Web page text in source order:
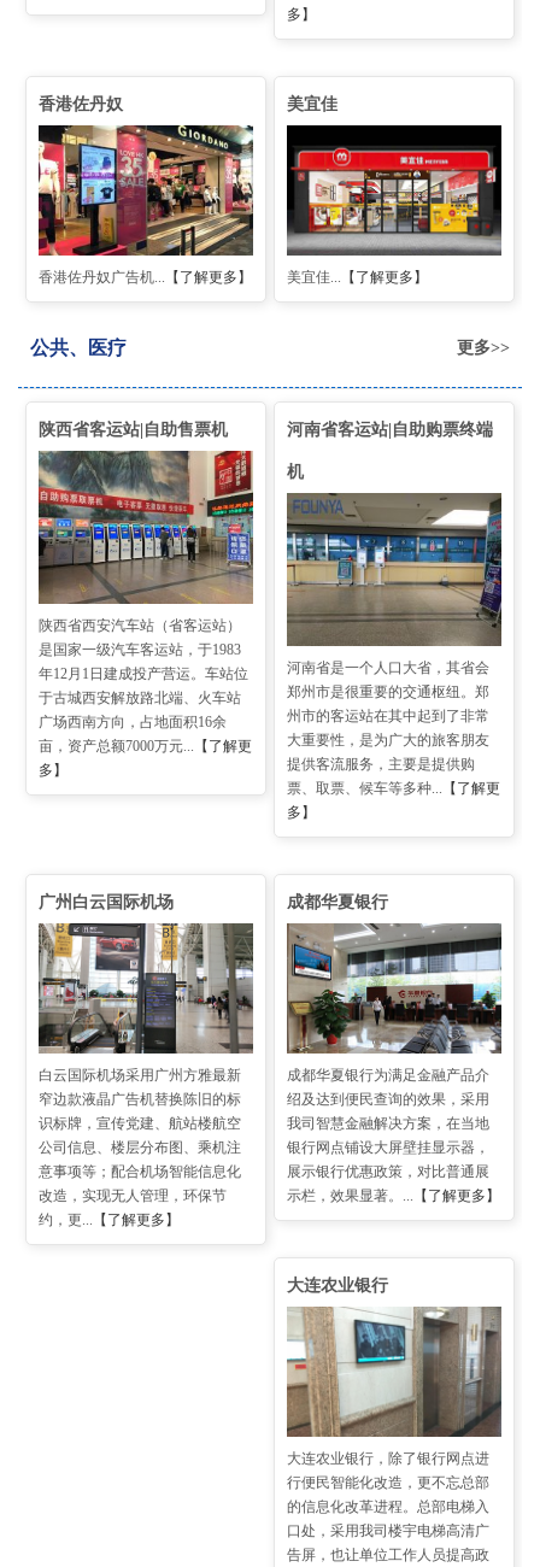
多】
香港佐丹奴
香港佐丹奴广告机... 【了解更多】
美宜佳
美宜佳... 【了解更多】
公共、医疗 更多>>
陕西省客运站|自助售票机
陕西省西安汽车站（省客运站）
是国家一级汽车客运站，于1983
年12月1日建成投产营运。车站位
于古城西安解放路北端、火车站
广场西南方向，占地面积16余
亩，资产总额7000万元... 【了解更
多】
河南省客运站|自助购票终端
机
河南省是一个人口大省，其省会
郑州市是很重要的交通枢纽。郑
州市的客运站在其中起到了非常
大重要性，是为广大的旅客朋友
提供客流服务，主要是提供购
票、取票、候车等多种... 【了解更
多】
广州白云国际机场
白云国际机场采用广州方雅最新
窄边款液晶广告机替换陈旧的标
识标牌，宣传党建、航站楼航空
公司信息、楼层分布图、乘机注
意事项等；配合机场智能信息化
改造，实现无人管理，环保节
约，更... 【了解更多】
成都华夏银行
成都华夏银行为满足金融产品介
绍及达到便民查询的效果，采用
我司智慧金融解决方案，在当地
银行网点铺设大屏壁挂显示器，
展示银行优惠政策，对比普通展
示栏，效果显著。... 【了解更多】
大连农业银行
大连农业银行，除了银行网点进
行便民智能化改造，更不忘总部
的信息化改革进程。总部电梯入
口处，采用我司楼宇电梯高清广
告屏，也让单位工作人员提高政